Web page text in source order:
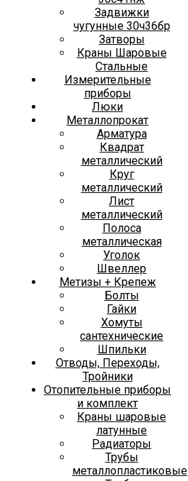
Задвижки
чугунные 30ч36бр
Затворы
Краны Шаровые
Стальные
Измерительные
приборы
Люки
Металлопрокат
Арматура
Квадрат
металлический
Круг
металлический
Лист
металлический
Полоса
металлическая
Уголок
Швеллер
Метизы + Крепеж
Болты
Гайки
Хомуты
сантехнические
Шпильки
Отводы, Переходы,
Тройники
Отопительные приборы
и комплект
Краны шаровые
латунные
Радиаторы
Трубы
металлопластиковые